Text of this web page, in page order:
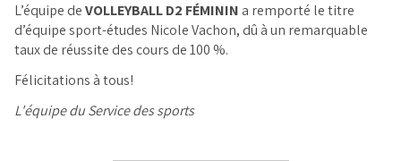
L’équipe deVOLLEYBALL D2 FÉMININa remporté le titre
d’équipe sport-études Nicole Vachon, dû à un remarquable
taux de réussite des cours de 100 %.
Félicitations à tous!
L'équipe du Service des sports